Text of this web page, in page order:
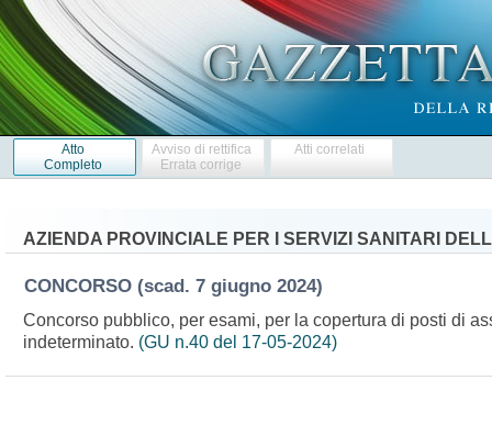
Atto
Completo
Avviso di rettifica
Errata corrige
Atti correlati
AZIENDA PROVINCIALE PER I SERVIZI SANITARI
CONCORSO (scad. 7 giugno 2024)
Concorso pubblico, per esami, per la copertura di posti di
indeterminato. (GU n.40 del 17-05-2024)